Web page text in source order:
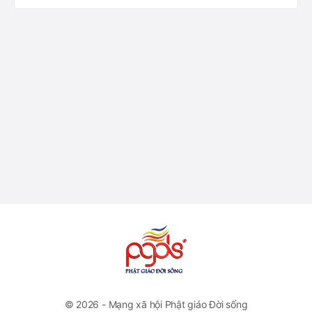
© 2026 - Mạng xã hội Phật giáo Đời sống